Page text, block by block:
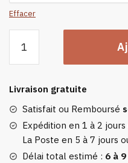
Effacer
Doudoune
Noir
9
Zones
Livraison gratuite
Satisfait ou Remboursé
Expédition en 1 à 2
La Poste en 5 à 7 jours
Délai total estimé : 6 à